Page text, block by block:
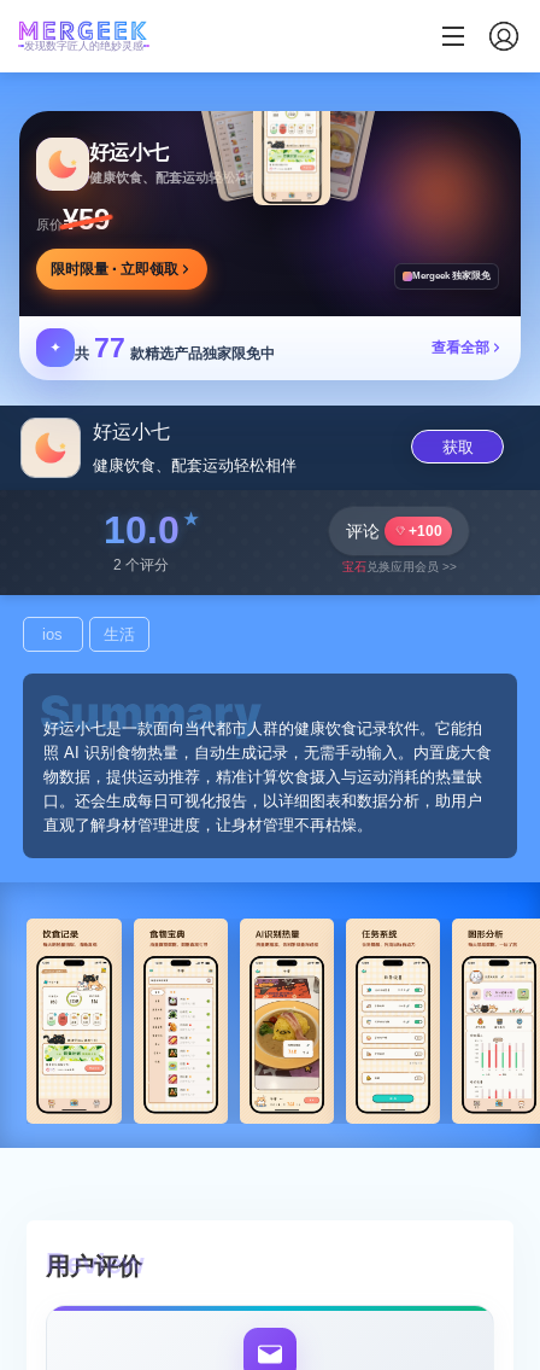
发现数字匠人的绝妙灵感
好运小七
健康饮食、配套运动轻松相伴
原价¥59
限时限量 · 立即领取 Mergeek 独家限免
✦ 共 77 款精选产品独家限免中 查看全部
好运小七
健康饮食、配套运动轻松相伴
获取
10.0
2 个评分
评论 +100
宝石兑换应用会员 >>
ios 生活
好运小七是一款面向当代都市人群的健康饮食记录软件。它能拍
照 AI 识别食物热量，自动生成记录，无需手动输入。内置庞大食
物数据，提供运动推荐，精准计算饮食摄入与运动消耗的热量缺
口。还会生成每日可视化报告，以详细图表和数据分析，助用户
直观了解身材管理进度，让身材管理不再枯燥。
用户评价